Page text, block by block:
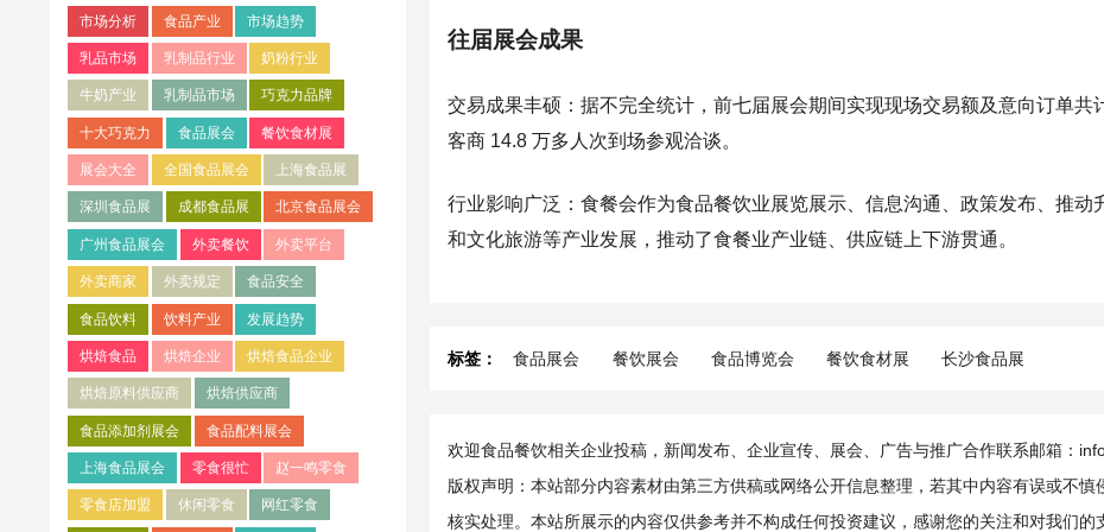
市场分析 食品产业 市场趋势
乳品市场 乳制品行业 奶粉行业
牛奶产业 乳制品市场 巧克力品牌
十大巧克力 食品展会 餐饮食材展
展会大全 全国食品展会 上海食品展
深圳食品展 成都食品展 北京食品展会
广州食品展会 外卖餐饮 外卖平台
外卖商家 外卖规定 食品安全
食品饮料 饮料产业 发展趋势
烘焙食品 烘焙企业 烘焙食品企业
烘焙原料供应商 烘焙供应商
食品添加剂展会 食品配料展会
上海食品展会 零食很忙 赵一鸣零食
零食店加盟 休闲零食 网红零食
往届展会成果
交易成果丰硕：据不完全统计，前七届展会期间实现现场交易额及意向订单共
客商 14.8 万多人次到场参观洽谈。
行业影响广泛：食餐会作为食品餐饮业展览展示、信息沟通、政策发布、推
和文化旅游等产业发展，推动了食餐业产业链、供应链上下游贯通。
标签： 食品展会 餐饮展会 食品博览会 餐饮食材展 长沙食品展
欢迎食品餐饮相关企业投稿，新闻发布、企业宣传、展会、广告与推广合作联系邮箱：
版权声明：本站部分内容素材由第三方供稿或网络公开信息整理，若其中内容有误或不
核实处理。本站所展示的内容仅供参考并不构成任何投资建议，感谢您的关注和对我们的